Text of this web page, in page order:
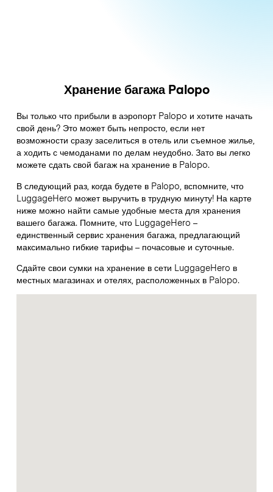
Хранение багажа Palopo
Вы только что прибыли в аэропорт Palopo и хотите начать
свой день? Это может быть непросто, если нет
возможности сразу заселиться в отель или съемное жилье,
а ходить с чемоданами по делам неудобно. Зато вы легко
можете сдать свой багаж на хранение в Palopo.
В следующий раз, когда будете в Palopo, вспомните, что
LuggageHero может выручить в трудную минуту! На карте
ниже можно найти самые удобные места для хранения
вашего багажа. Помните, что LuggageHero –
единственный сервис хранения багажа, предлагающий
максимально гибкие тарифы – почасовые и суточные.
Сдайте свои сумки на хранение в сети LuggageHero в
местных магазинах и отелях, расположенных в Palopo.